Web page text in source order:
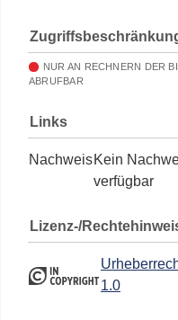
NUR AN RECHNERN DER
ABRUFBAR
Links
NachweisKein
verfügbar
Lizenz-/
1.0